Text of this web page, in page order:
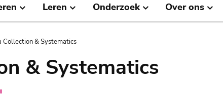
Leren Onderzoek Over ons
Collection & Systematics
& Systematics